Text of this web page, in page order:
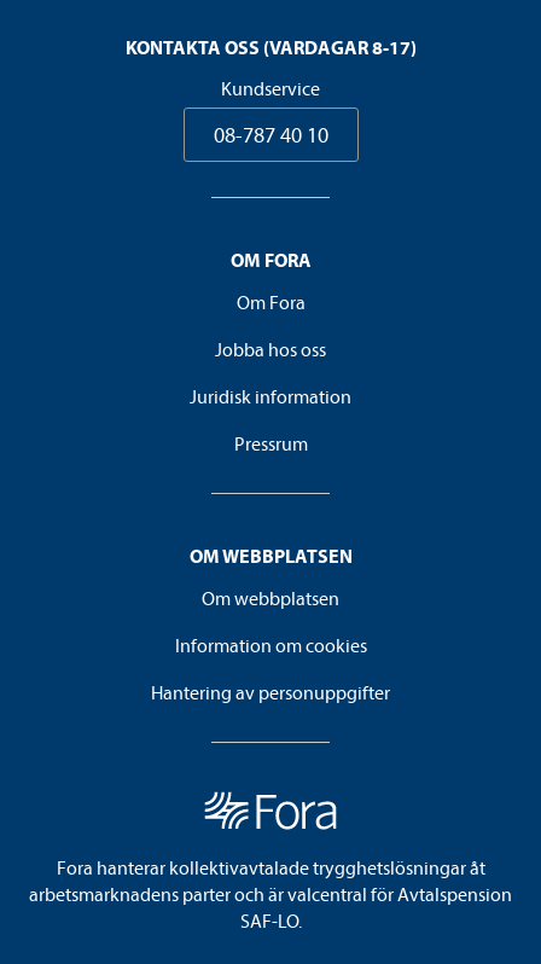
KONTAKTA OSS (VARDAGAR 8-17)
Kundservice
08-787 40 10
OM FORA
Om Fora
Jobba hos oss
Juridisk information
Pressrum
OM WEBBPLATSEN
Om webbplatsen
Information om cookies
Hantering av personuppgifter
Fora hanterar kollektivavtalade trygghetslösningar åt
arbetsmarknadens parter och är valcentral för Avtalspension
SAF-LO.